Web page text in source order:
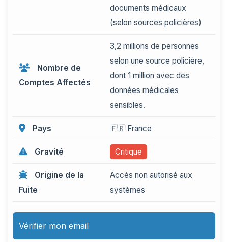
documents médicaux
(selon sources policières)
Nombre de
Comptes Affectés
3,2 millions de personnes
selon une source policière,
dont 1 million avec des
données médicales
sensibles.
Pays 🇫🇷 France
Gravité Critique
Origine de la
Fuite
Accès non autorisé aux
systèmes
Vérifier mon email